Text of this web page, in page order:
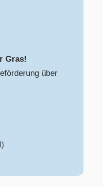
Gras!
über